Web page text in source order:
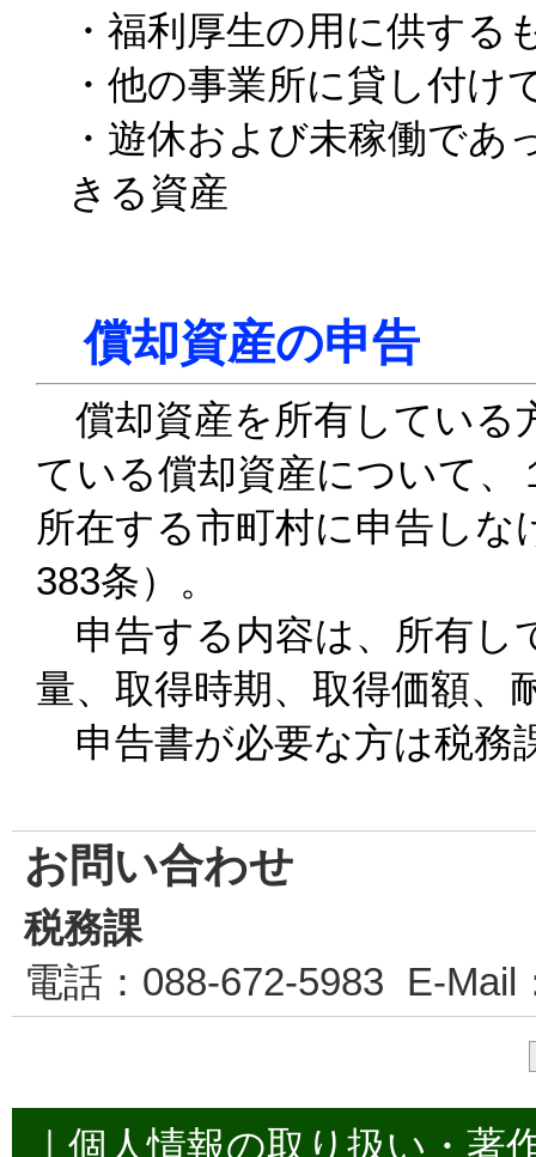
・福利厚生の用に供する
・他の事業所に貸し付け
・遊休および未稼働で
きる資産
償却資産の申告
償却資産を所有している
ている償却資産について
所在する市町村に申告し
383条）。
申告する内容は、所有し
量、取得時期、取得価額、
申告書が必要な方は税務
お問い合わせ
税務課
電話 ：088-672-5983 E-Mail
｜ 個人情報の取り扱い・著